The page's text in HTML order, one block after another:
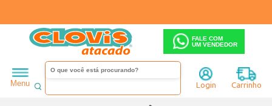
FALE COM
UM VENDEDOR
Menu Login Carrinho